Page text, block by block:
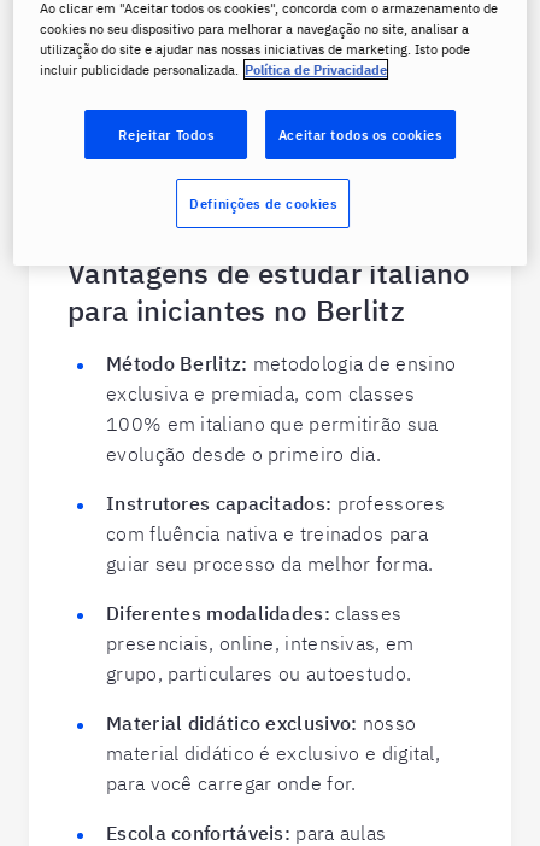
Vantagens de estudar italiano
para iniciantes no Berlitz
Método Berlitz: metodologia de ensino
exclusiva e premiada, com classes
100% em italiano que permitirão sua
evolução desde o primeiro dia.
Instrutores capacitados: professores
com fluência nativa e treinados para
guiar seu processo da melhor forma.
Diferentes modalidades: classes
presenciais, online, intensivas, em
grupo, particulares ou autoestudo.
Material didático exclusivo: nosso
material didático é exclusivo e digital,
para você carregar onde for.
Escola confortáveis: para aulas
Ao clicar em "Aceitar todos os cookies", concorda com o armazenamento de
cookies no seu dispositivo para melhorar a navegação no site, analisar a
utilização do site e ajudar nas nossas iniciativas de marketing. Isto pode
incluir publicidade personalizada.
Política de Privacidade
Rejeitar Todos Aceitar todos os cookies
Definições de cookies